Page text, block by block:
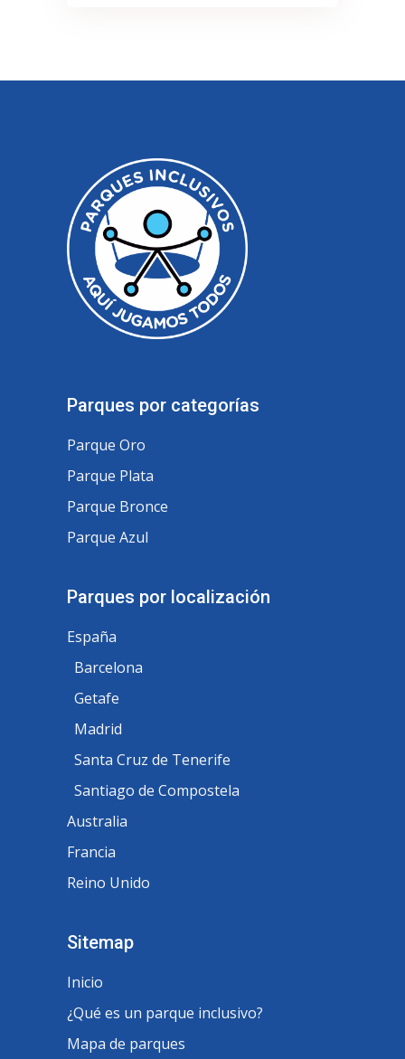
Parques por categorías
Parque Oro
Parque Plata
Parque Bronce
Parque Azul
Parques por localización
España
Barcelona
Getafe
Madrid
Santa Cruz de Tenerife
Santiago de Compostela
Australia
Francia
Reino Unido
Sitemap
Inicio
¿Qué es un parque inclusivo?
Mapa de parques